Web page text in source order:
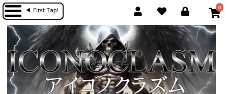
0